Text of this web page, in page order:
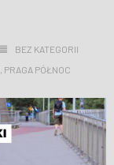
BEZ KATEGORII
, PRAGA PÓŁNOC